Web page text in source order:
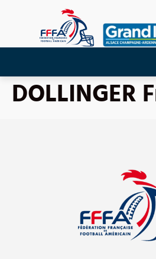
DOLLINGER